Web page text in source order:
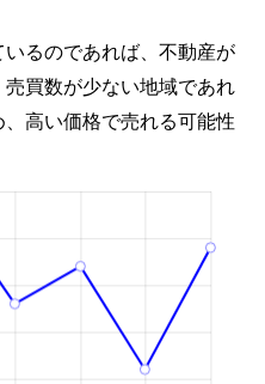
るのであれば、不動産が
買数が少ない地域であれ
高い価格で売れる可能性